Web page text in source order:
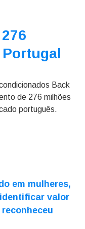
Back
de 276 milhões
português.
em mulheres,
valor